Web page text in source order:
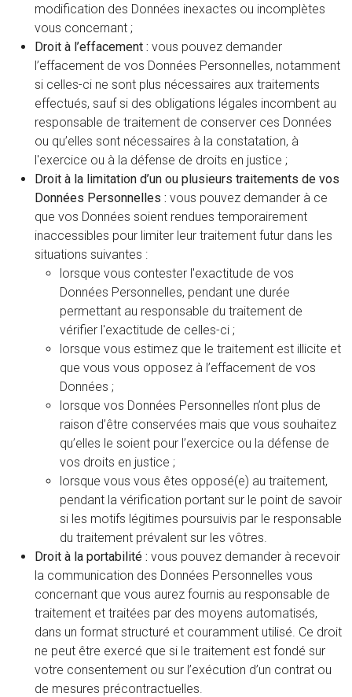
modification des Données inexactes ou incomplètes
vous concernant ;
Droit à l’effacement : vous pouvez demander
l’effacement de vos Données Personnelles, notamment
si celles-ci ne sont plus nécessaires aux traitements
effectués, sauf si des obligations légales incombent au
responsable de traitement de conserver ces Données
ou qu’elles sont nécessaires à la constatation, à
l'exercice ou à la défense de droits en justice ;
Droit à la limitation d’un ou plusieurs traitements de vos
Données Personnelles : vous pouvez demander à ce
que vos Données soient rendues temporairement
inaccessibles pour limiter leur traitement futur dans les
situations suivantes :
lorsque vous contester l'exactitude de vos
Données Personnelles, pendant une durée
permettant au responsable du traitement de
vérifier l'exactitude de celles-ci ;
lorsque vous estimez que le traitement est illicite et
que vous vous opposez à l’effacement de vos
Données ;
lorsque vos Données Personnelles n’ont plus de
raison d’être conservées mais que vous souhaitez
qu’elles le soient pour l’exercice ou la défense de
vos droits en justice ;
lorsque vous vous êtes opposé(e) au traitement,
pendant la vérification portant sur le point de savoir
si les motifs légitimes poursuivis par le responsable
du traitement prévalent sur les vôtres.
Droit à la portabilité : vous pouvez demander à recevoir
la communication des Données Personnelles vous
concernant que vous aurez fournis au responsable de
traitement et traitées par des moyens automatisés,
dans un format structuré et couramment utilisé. Ce droit
ne peut être exercé que si le traitement est fondé sur
votre consentement ou sur l’exécution d’un contrat ou
de mesures précontractuelles.